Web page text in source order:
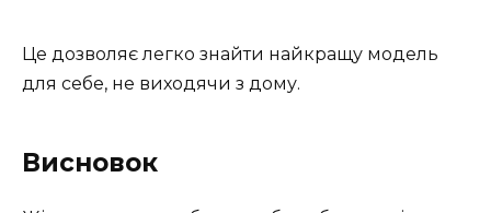
Це дозволяє легко знайти найкращу модель
для себе, не виходячи з дому.
Висновок